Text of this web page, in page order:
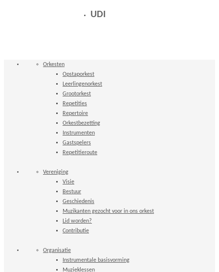
UDI
Orkesten
Opstaporkest
Leerlingenorkest
Grootorkest
Repetities
Repertoire
Orkestbezetting
Instrumenten
Gastspelers
Repetitieroute
Vereniging
Visie
Bestuur
Geschiedenis
Muzikanten gezocht voor in ons orkest
Lid worden?
Contributie
Organisatie
Instrumentale basisvorming
Muzieklessen